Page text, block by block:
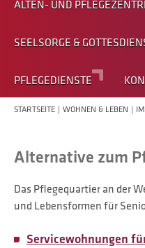
ALTEN- UND
SEELSORGE &
PFLEGEDIENSTE
STARTSEITE WOHNEN & LEBEN
Alternative zum
Das Pflegequartier an der
und Lebensformen für
Servicewohnungen